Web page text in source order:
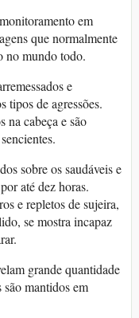
em
que normalmente
no mundo todo.
e
tipos de agressões.
na cabeça e são
sobre os saudáveis e
até dez horas.
e repletos de sujeira,
se mostra incapaz
grande quantidade
mantidos em